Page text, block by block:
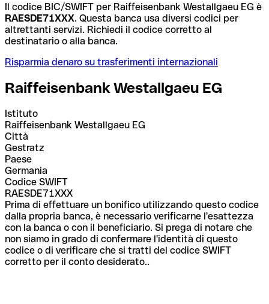
Il codice BIC/SWIFT per Raiffeisenbank Westallgaeu EG è
RAESDE71XXX. Questa banca usa diversi codici per
altrettanti servizi. Richiedi il codice corretto al
destinatario o alla banca.
Risparmia denaro su trasferimenti internazionali
Raiffeisenbank Westallgaeu EG
Istituto
Raiffeisenbank Westallgaeu EG
Città
Gestratz
Paese
Germania
Codice SWIFT
RAESDE71XXX
Prima di effettuare un bonifico utilizzando questo codice
dalla propria banca, è necessario verificarne l'esattezza
con la banca o con il beneficiario. Si prega di notare che
non siamo in grado di confermare l'identità di questo
codice o di verificare che si tratti del codice SWIFT
corretto per il conto desiderato..